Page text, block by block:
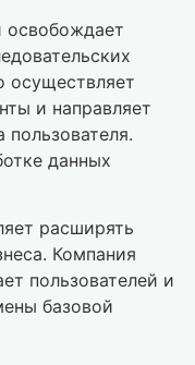
освобождает
осуществляет
и направляет
данных
расширять
Компания
пользователей и
базовой